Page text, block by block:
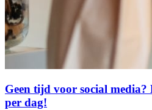
Geen tijd voor social
per dag!